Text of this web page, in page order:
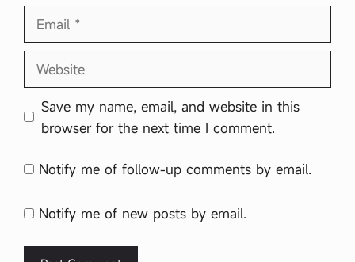
Email
Website
Save my name, email, and website in this
browser for the next time I comment.
Notify me of follow-up comments by email.
Notify me of new posts by email.